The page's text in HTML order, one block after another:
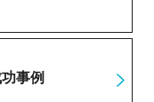
事例